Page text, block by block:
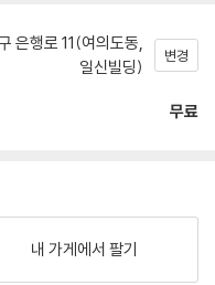
은행로 11(여의도동,
일신빌딩)
변경
무료
내 가게에서 팔기